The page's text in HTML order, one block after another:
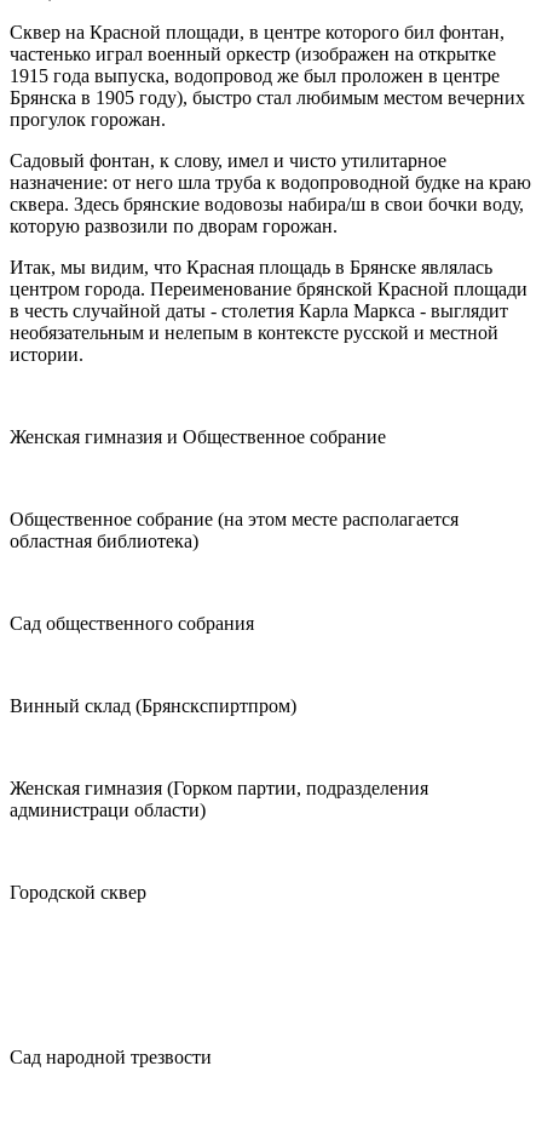
Сквер на Красной площади, в центре которого бил фонтан,
частень­ко играл военный оркестр (изображен на открытке
1915 года выпуска, водопровод же был проложен в центре
Брянска в 1905 году), быстро стал любимым местом вечерних
прогулок горожан.
Садовый фонтан, к слову, имел и чисто утилитарное
назначение: от него шла труба к водопроводной будке на краю
сквера. Здесь брян­ские водовозы набира/ш в свои бочки воду,
которую развозили по дво­рам горожан.
Итак, мы видим, что Красная площадь в Брянске являлась
центром города. Переименование брянской Красной площади
в честь случайной даты - столетия Карла Маркса - выглядит
необязательным и нелепым в контексте русской и местной
истории.
Женская гимназия и Общественное собрание
Общественное собрание (на этом месте располагается
областная библиотека)
Сад общественного собрания
Винный склад (Брянскспиртпром)
Женская гимназия (Горком партии, подразделения
администраци области)
Городской сквер
Сад народной трезвости